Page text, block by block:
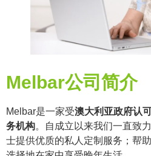
Melbar公司简介
Melbar是一家受澳大利亚政府认
务机构。自成立以来我们一直致
士提供优质的私人定制服务；帮